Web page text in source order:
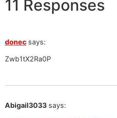
11 Responses
donec says:
Zwb1tX2Ra0P
Abigail3033 says: